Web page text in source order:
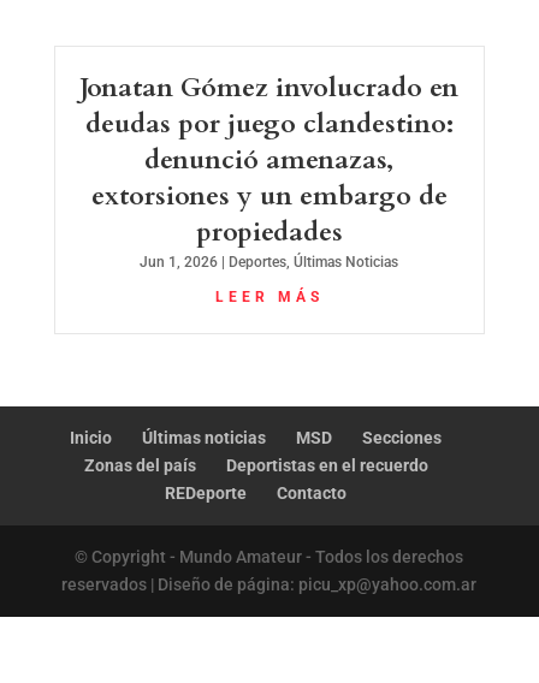
Jonatan Gómez involucrado en
deudas por juego clandestino:
denunció amenazas,
extorsiones y un embargo de
propiedades
Jun 1, 2026 Deportes,Últimas Noticias
LEER MÁS
Inicio Últimas noticias MSD
Secciones
Zonas del país
Deportistas en el recuerdo
REDeporte
Contacto
© Copyright - Mundo Amateur - Todos los derechos
reservados | Diseño de página: picu_xp@yahoo.com.ar